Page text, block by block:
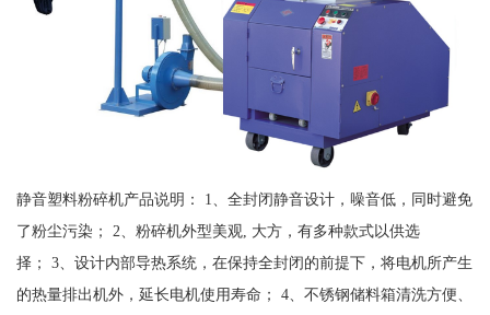
静音塑料粉碎机产品说明： 1、全封闭静音设计，噪音低，同时避免
了粉尘污染； 2、粉碎机外型美观, 大方，有多种款式以供选
择； 3、设计内部导热系统，在保持全封闭的前提下，将电机所产生
的热量排出机外，延长电机使用寿命； 4、不锈钢储料箱清洗方便、